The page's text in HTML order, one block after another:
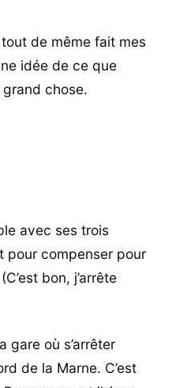
tout de même fait mes
idée de ce que
grand chose.
avec ses trois
pour compenser pour
bon, j’arrête
gare où s’arrêter
de la Marne. C’est